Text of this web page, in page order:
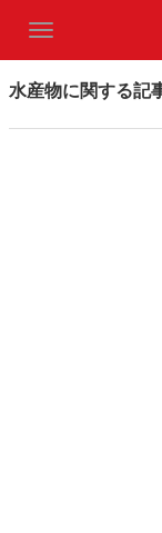
水産物に関する記